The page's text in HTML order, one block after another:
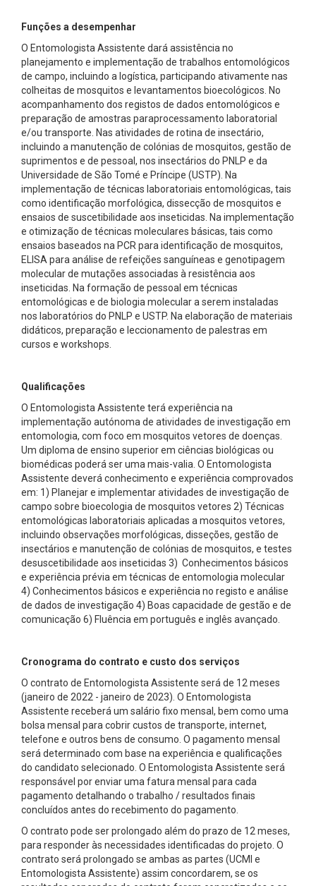
Funções a desempenhar
O Entomologista Assistente dará assistência no
planejamento e implementação de trabalhos entomológicos
de campo, incluindo a logística, participando ativamente nas
colheitas de mosquitos e levantamentos bioecológicos. No
acompanhamento dos registos de dados entomológicos e
preparação de amostras paraprocessamento laboratorial
e/ou transporte. Nas atividades de rotina de insectário,
incluindo a manutenção de colónias de mosquitos, gestão de
suprimentos e de pessoal, nos insectários do PNLP e da
Universidade de São Tomé e Príncipe (USTP). Na
implementação de técnicas laboratoriais entomológicas, tais
como identificação morfológica, dissecção de mosquitos e
ensaios de suscetibilidade aos inseticidas. Na implementação
e otimização de técnicas moleculares básicas, tais como
ensaios baseados na PCR para identificação de mosquitos,
ELISA para análise de refeições sanguíneas e genotipagem
molecular de mutações associadas à resistência aos
inseticidas. Na formação de pessoal em técnicas
entomológicas e de biologia molecular a serem instaladas
nos laboratórios do PNLP e USTP. Na elaboração de materiais
didáticos, preparação e leccionamento de palestras em
cursos e workshops.
Qualificações
O Entomologista Assistente terá experiência na
implementação autónoma de atividades de investigação em
entomologia, com foco em mosquitos vetores de doenças.
Um diploma de ensino superior em ciências biológicas ou
biomédicas poderá ser uma mais-valia. O Entomologista
Assistente deverá conhecimento e experiência comprovados
em: 1) Planejar e implementar atividades de investigação de
campo sobre bioecologia de mosquitos vetores 2) Técnicas
entomológicas laboratoriais aplicadas a mosquitos vetores,
incluindo observações morfológicas, disseções, gestão de
insectários e manutenção de colónias de mosquitos, e testes
desuscetibilidade aos inseticidas 3) Conhecimentos básicos
e experiência prévia em técnicas de entomologia molecular
4) Conhecimentos básicos e experiência no registo e análise
de dados de investigação 4) Boas capacidade de gestão e de
comunicação 6) Fluência em português e inglês avançado.
Cronograma do contrato e custo dos serviços
O contrato de Entomologista Assistente será de 12 meses
(janeiro de 2022 - janeiro de 2023). O Entomologista
Assistente receberá um salário fixo mensal, bem como uma
bolsa mensal para cobrir custos de transporte, internet,
telefone e outros bens de consumo. O pagamento mensal
será determinado com base na experiência e qualificações
do candidato selecionado. O Entomologista Assistente será
responsável por enviar uma fatura mensal para cada
pagamento detalhando o trabalho / resultados finais
concluídos antes do recebimento do pagamento.
O contrato pode ser prolongado além do prazo de 12 meses,
para responder às necessidades identificadas do projeto. O
contrato será prolongado se ambas as partes (UCMI e
Entomologista Assistente) assim concordarem, se os